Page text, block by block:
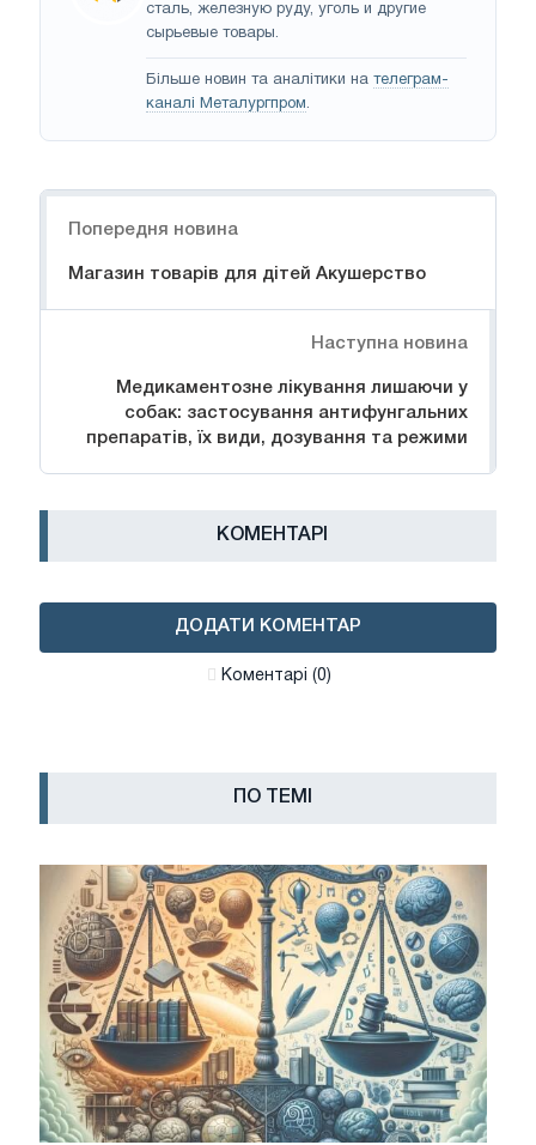
сталь, железную руду, уголь и другие
сырьевые товары.
Більше новин та аналітики на телеграм-
каналі Металургпром.
Попередня новина
Магазин товарів для дітей Акушерство
Наступна новина
Медикаментозне лікування лишаючи у
собак: застосування антифунгальних
препаратів, їх види, дозування та режими
КОМЕНТАРІ
ДОДАТИ КОМЕНТАР
Коментарі (0)
ПО ТЕМІ